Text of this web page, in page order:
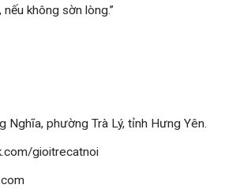
không sờn lòng.”
Nghĩa, phường Trà Lý, tỉnh Hưng Yên.
gioitrecatnoi